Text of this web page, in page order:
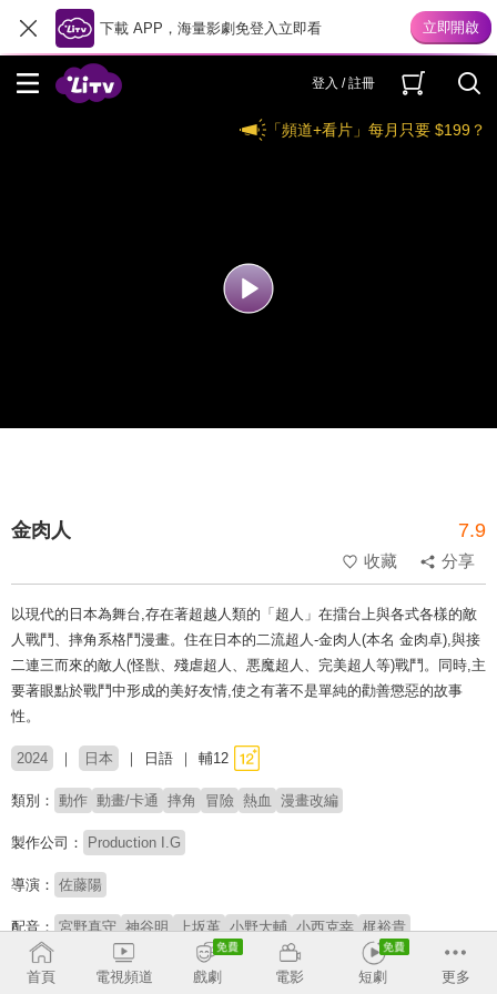
下載 APP，海量影劇免登入立即看
登入 / 註冊
「頻道+看片」每月只要 $199？
金肉人 7.9
收藏 分享
以現代的日本為舞台,存在著超越人類的「超人」在擂台上與各式各樣的敵
人戰鬥、摔角系格鬥漫畫。住在日本的二流超人-金肉人(本名 金肉卓),與接
二連三而來的敵人(怪獣、殘虐超人、悪魔超人、完美超人等)戰鬥。同時,主
要著眼點於戰鬥中形成的美好友情,使之有著不是單純的勸善懲惡的故事
性。
2024 日本 日語 輔12
類別： 動作 動畫/卡通 摔角 冒險 熱血 漫畫改編
製作公司： Production I.G
導演： 佐藤陽
配音： 宮野真守 神谷明 上坂堇 小野大輔 小西克幸 梶裕貴
原著： ゆでたまご
首頁 電視頻道 戲劇 電影 短劇 更多